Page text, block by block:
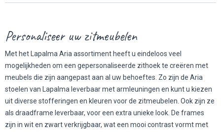
Personaliseer uw zitmeubelen
Met het Lapalma Aria assortiment heeft u eindeloos veel
mogelijkheden om een gepersonaliseerde zithoek te creëren met
meubels die zijn aangepast aan al uw behoeftes. Zo zijn de Aria
stoelen van Lapalma leverbaar met armleuningen en kunt u kiezen
uit diverse stofferingen en kleuren voor de zitmeubelen. Ook zijn ze
als draadframe leverbaar, voor een extra unieke look. De frames
zijn in wit en zwart verkrijgbaar, wat een mooi contrast vormt met